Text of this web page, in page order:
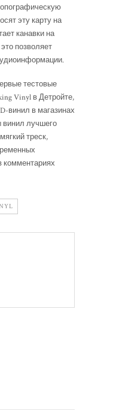
эту карту на
канавки на
позволяет
тестовые
Vinyl в Детройте,
винил в магазинах
винил лучшего
треск,
комментариях